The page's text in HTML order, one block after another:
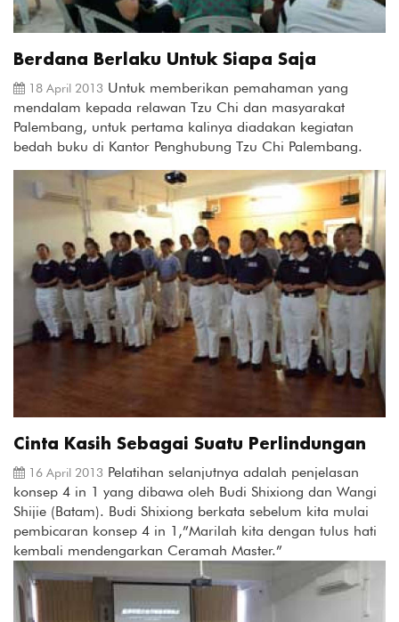
Berdana Berlaku Untuk Siapa Saja
18 April 2013 Untuk memberikan pemahaman yang
mendalam kepada relawan Tzu Chi dan masyarakat
Palembang, untuk pertama kalinya diadakan kegiatan
bedah buku di Kantor Penghubung Tzu Chi Palembang.
Cinta Kasih Sebagai Suatu Perlindungan
16 April 2013 Pelatihan selanjutnya adalah penjelasan
konsep 4 in 1 yang dibawa oleh Budi Shixiong dan Wangi
Shijie (Batam). Budi Shixiong berkata sebelum kita mulai
pembicaran konsep 4 in 1,”Marilah kita dengan tulus hati
kembali mendengarkan Ceramah Master.”